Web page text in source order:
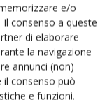
e/o
consenso a queste
di elaborare
la navigazione
annunci (non)
consenso può
e funzioni.